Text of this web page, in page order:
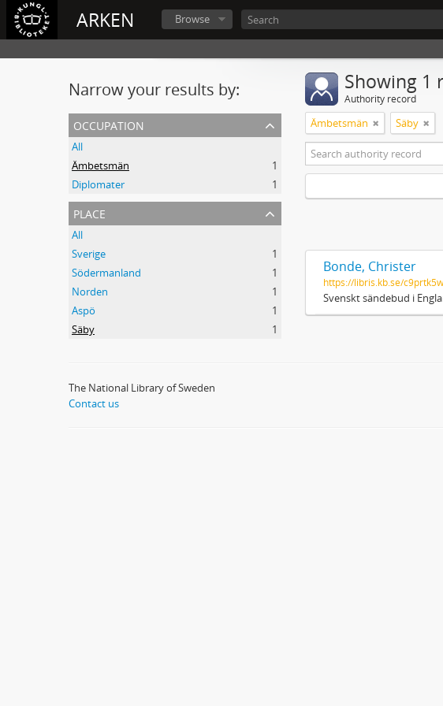
ARKEN Browse
Narrow your results by:
occupation
All
Ämbetsmän
1
Diplomater
1
place
All
Sverige
1
Södermanland
1
Norden
1
Aspö
1
Säby
1
Showing 1
Authority record
Ämbetsmän Säby
Bonde, Christer
https://libris.kb.se/
Svenskt sändebud i
The National Library of Sweden
Contact us